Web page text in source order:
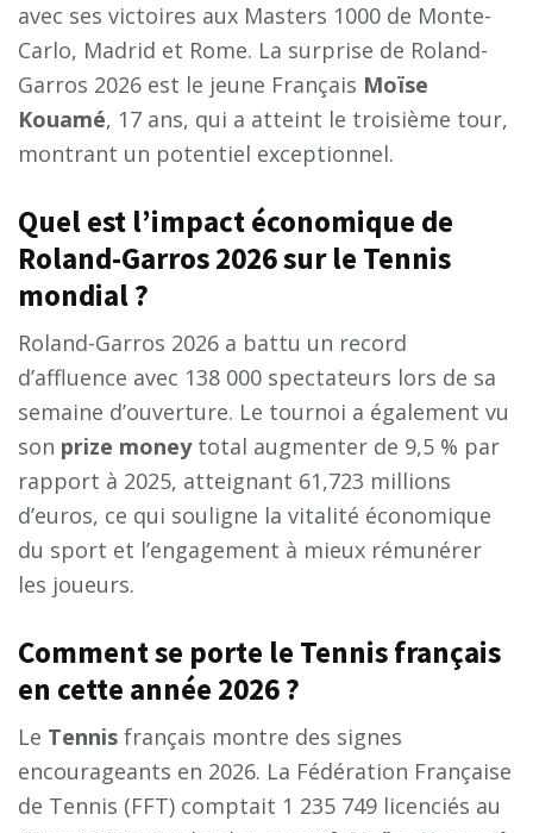
avec ses victoires aux Masters 1000 de Monte-
Carlo, Madrid et Rome. La surprise de Roland-
Garros 2026 est le jeune Français Moïse
Kouamé, 17 ans, qui a atteint le troisième tour,
montrant un potentiel exceptionnel.
Quel est l’impact économique de
Roland-Garros 2026 sur le Tennis
mondial ?
Roland-Garros 2026 a battu un record
d’affluence avec 138 000 spectateurs lors de sa
semaine d’ouverture. Le tournoi a également vu
son prize moneytotal augmenter de 9,5 % par
rapport à 2025, atteignant 61,723 millions
d’euros, ce qui souligne la vitalité économique
du sport et l’engagement à mieux rémunérer
les joueurs.
Comment se porte le Tennis français
en cette année 2026 ?
Le Tennis français montre des signes
encourageants en 2026. La Fédération Française
de Tennis (FFT) comptait 1 235 749 licenciés au